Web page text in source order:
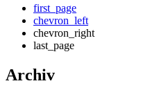
first_pageErste
Seite
chevron_leftVorherige
Seite
chevron_right
last_page
Archiv